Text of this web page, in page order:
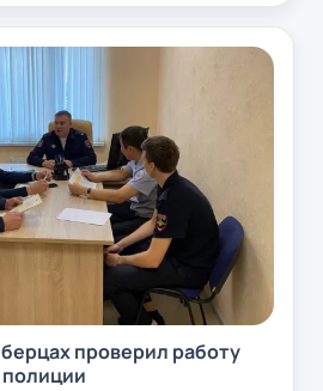
проверил работу
полиции